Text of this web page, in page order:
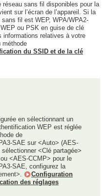
sans fil disponibles pour la
sur l’écran de l’appareil. Si la
fil est WEP, WPA/WPA2-
ou PSK en guise de clé
informations relatives à votre
méthode
du SSID et de la clé
en sélectionnant un
WEP est réglée
de
SAE sur <Auto> (AES-
<Clé partagée>
<AES-CCMP> pour le
SAE, configurez la
Configuration
des réglages